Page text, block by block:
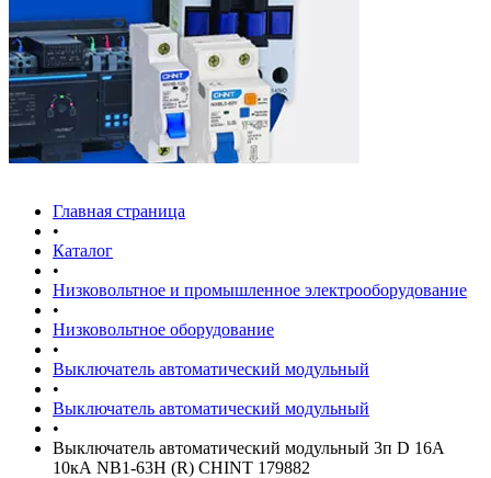
Главная страница
•
Каталог
•
Низковольтное и промышленное электрооборудование
•
Низковольтное оборудование
•
Выключатель автоматический модульный
•
Выключатель автоматический модульный
•
Выключатель автоматический модульный 3п D 16А
10кА NB1-63H (R) CHINT 179882